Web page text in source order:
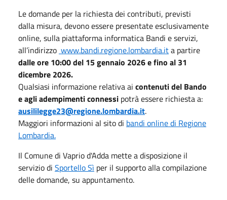
Le domande per la richiesta dei contributi, previsti
dalla misura, devono essere presentate esclusivamente
online, sulla piattaforma informatica Bandi e servizi,
all’indirizzo www.bandi.regione.lombardia.ita partire
dalle ore 10:00 del 15 gennaio 2026 e fino al 31
dicembre 2026.
Qualsiasi informazione relativa ai contenuti del Bando
e agli adempimenti connessi potrà essere richiesta a:
ausililegge23@regione.lombardia.it.
Maggiori informazioni al sito di bandi online di Regione
Lombardia.
Il Comune di Vaprio d'Adda mette a disposizione il
servizio di Sportello Sì per il supporto alla compilazione
delle domande, su appuntamento.